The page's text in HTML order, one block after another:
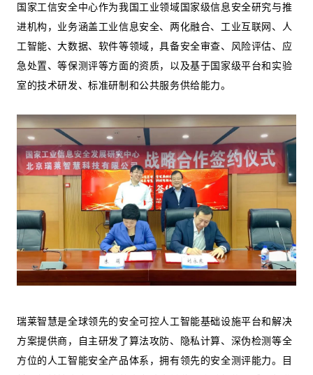
国家工信安全中心作为我国工业领域国家级信息安全研究与推
进机构，业务涵盖工业信息安全、两化融合、工业互联网、人
工智能、大数据、软件等领域，具备安全审查、风险评估、应
急处置、等保测评等方面的资质，以及基于国家级平台和实验
室的技术研发、标准研制和公共服务供给能力。
瑞莱智慧是全球领先的安全可控人工智能基础设施平台和解决
方案提供商，自主研发了算法攻防、隐私计算、深伪检测等全
方位的人工智能安全产品体系，拥有领先的安全测评能力。目